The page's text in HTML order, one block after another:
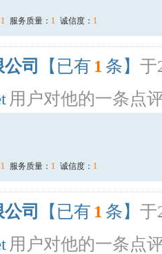
1 服务质量： 1 诚信度： 1
司 【已有 1 条】 于
用户对他的一条点
1 服务质量： 1 诚信度： 1
司 【已有 1 条】 于
用户对他的一条点